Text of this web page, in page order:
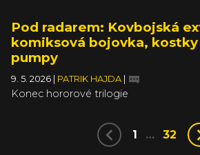
Pod radarem: Kovbojská
komiksová bojovka, kostky
pumpy
9. 5. 2026 PATRIK HAJDA
Konec hororové trilogie
1 … 32